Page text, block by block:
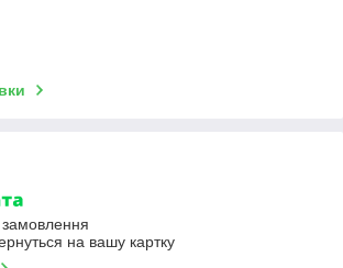
на вашу картку